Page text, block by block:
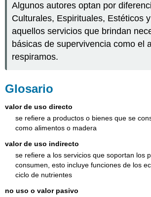
Algunos autores optan por
Culturales, Espirituales, Estéticos
aquellos servicios que brindan
básicas de supervivencia como el
respiramos.
Glosario
valor de uso directo
se refiere a productos o bienes que se
como alimentos o madera
valor de uso indirecto
se refiere a los servicios que soportan los
consumen, esto incluye funciones de los
ciclo de nutrientes
no uso o valor pasivo